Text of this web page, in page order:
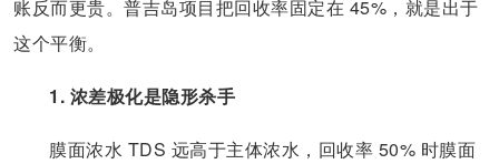
账反而更贵。普吉岛项目把回收率固定在 45%，就是出于
这个平衡。
1. 浓差极化是隐形杀手
膜面浓水 TDS 远高于主体浓水，回收率 50% 时膜面